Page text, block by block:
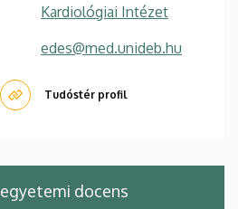
Kardiológiai Intézet
edes@med.unideb.hu
Tudóstér profil
egyetemi docens